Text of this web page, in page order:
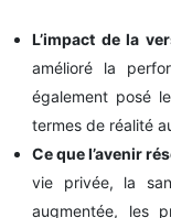
L’impact de la
amélioré la
également posé
termes de réalité
Ce que l’avenir
vie privée, la
augmentée, les